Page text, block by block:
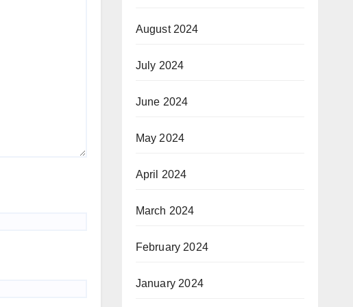
August 2024
July 2024
June 2024
May 2024
April 2024
March 2024
February 2024
January 2024